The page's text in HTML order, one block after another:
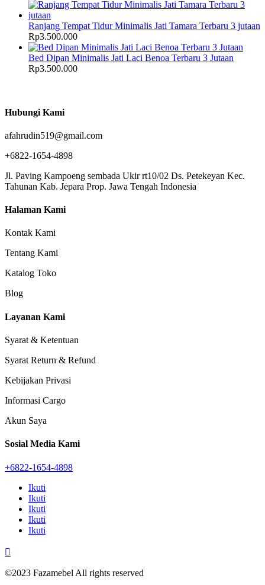
Ranjang Tempat Tidur Minimalis Jati Tamara Terbaru 3 jutaan
Rp3.500.000
Bed Dipan Minimalis Jati Laci Benoa Terbaru 3 Jutaan
Rp3.500.000
Hubungi Kami
afahrudin519@gmail.com
+6822-1654-4898
Jl. Paving Kampoeng sembada Ukir rt10/02 Ds. Petekeyan Kec.
Tahunan Kab. Jepara Prop. Jawa Tengah Indonesia
Halaman Kami
Kontak Kami
Tentang Kami
Katalog Toko
Blog
Layanan Kami
Syarat & Ketentuan
Syarat Return & Refund
Kebijakan Privasi
Informasi Cargo
Akun Saya
Sosial Media Kami
+6822-1654-4898
Ikuti
Ikuti
Ikuti
Ikuti
Ikuti

©2023 Fazamebel All rights reserved